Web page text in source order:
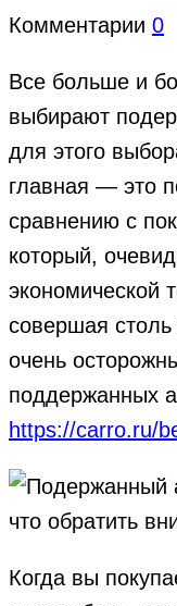
Комментарии 0
Все больше и
выбирают
для этого
главная — это
сравнению с
который,
экономической
совершая
очень
поддержанных
https://carro.ru/
Когда вы